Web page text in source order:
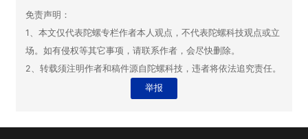
免责声明：
1、本文仅代表陀螺专栏作者本人观点，不代表陀螺科技观点或立
场。如有侵权等其它事项，请联系作者，会尽快删除。
2、转载须注明作者和稿件源自陀螺科技，违者将依法追究责任。
举报